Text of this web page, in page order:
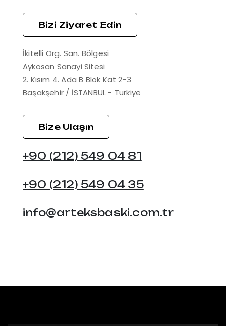
Bizi Ziyaret Edin
İkitelli Org. San. Bölgesi
Aykosan Sanayi Sitesi
2. Kısım 4. Ada B Blok Kat 2-3
Başakşehir / İSTANBUL - Türkiye
Bize Ulaşın
+90 (212) 549 04 81
+90 (212) 549 04 35
info@arteksbaski.com.tr